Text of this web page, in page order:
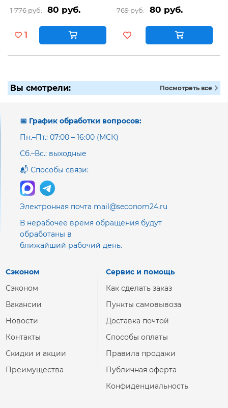
1 776 руб. 80 руб.
1
769 руб. 80 руб.
Вы смотрели: Посмотреть все
📅 График обработки вопросов:
Пн.–Пт.: 07:00 – 16:00 (МСК)
Сб.–Вс.: выходные
📬 Способы связи:
Электронная почта mail@seconom24.ru
В нерабочее время обращения будут
обработаны в
ближайший рабочий день.
Сэконом
Сэконом
Вакансии
Новости
Контакты
Скидки и акции
Преимущества
Сервис и помощь
Как сделать заказ
Пункты самовывоза
Доставка почтой
Способы оплаты
Правила продажи
Публичная оферта
Конфиденциальность